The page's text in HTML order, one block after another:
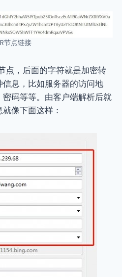
节点链接
点，后面的字符就是加密转
息，比如服务器的访问地
码等等。由客户端解析后就
像下面这样：